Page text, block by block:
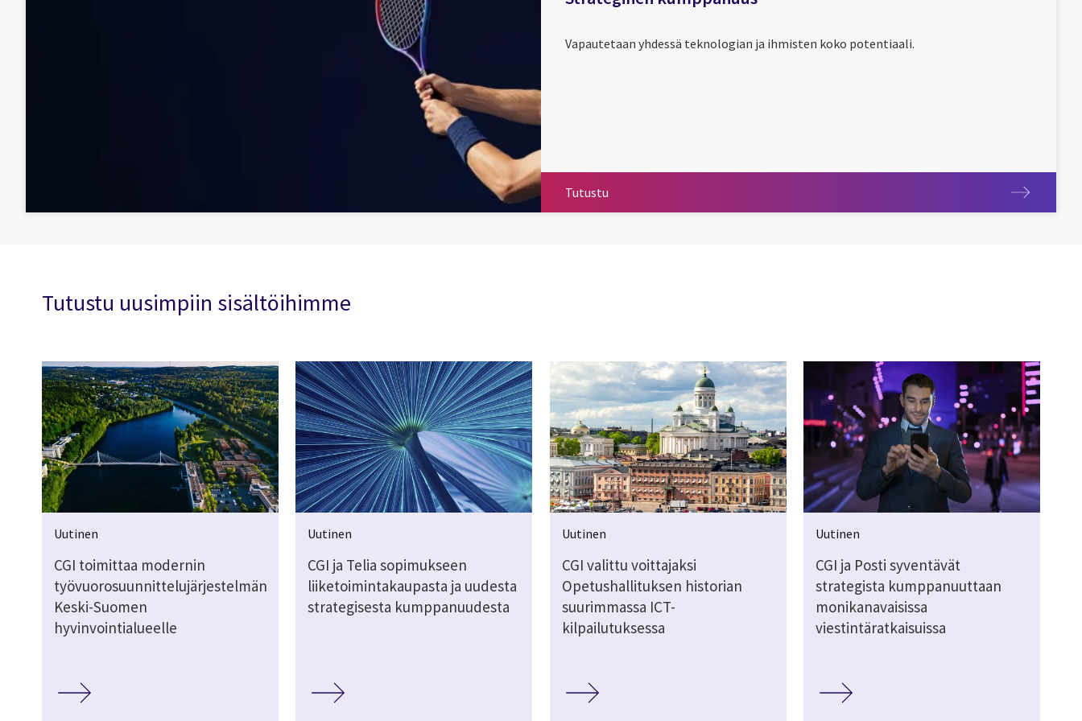
Vapautetaan yhdessä teknologian ja ihmisten koko potentiaali.
Tutustu
Tutustu uusimpiin sisältöihimme
Uutinen
CGI toimittaa modernin
työvuorosuunnittelujärjestelmän
Keski-Suomen
hyvinvointialueelle
Uutinen
CGI ja Telia sopimukseen
liiketoimintakaupasta ja uudesta
strategisesta kumppanuudesta
Uutinen
CGI valittu voittajaksi
Opetushallituksen historian
suurimmassa ICT-
kilpailutuksessa
Uutinen
CGI ja Posti syventävät
strategista kumppanuuttaan
monikanavaisissa
viestintäratkaisuissa